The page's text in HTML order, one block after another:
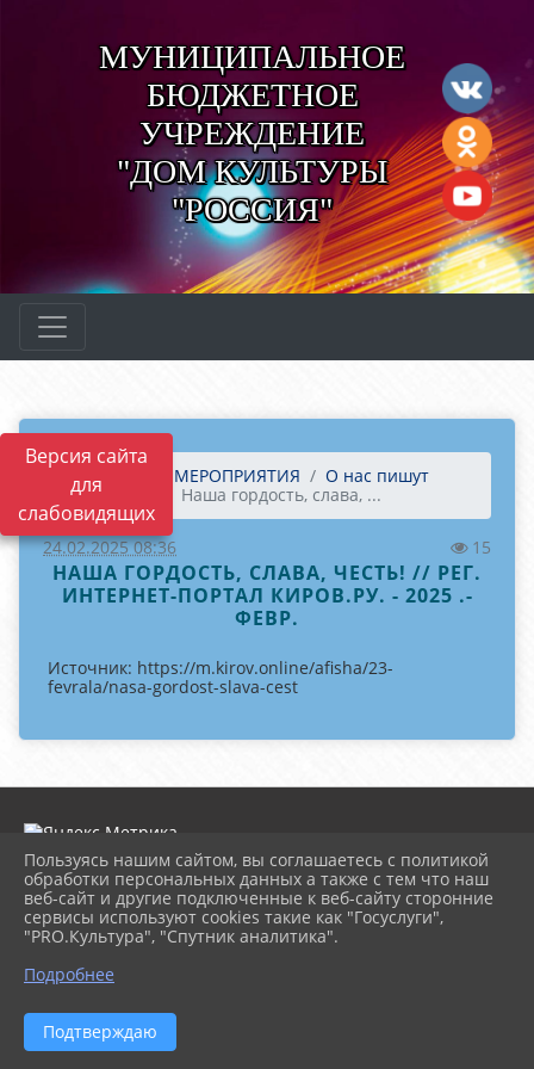
Версия сайта
для
слабовидящих
МУНИЦИПАЛЬНОЕ
БЮДЖЕТНОЕ
УЧРЕЖДЕНИЕ
"ДОМ КУЛЬТУРЫ
"РОССИЯ"
Главная МЕРОПРИЯТИЯ
О нас пишут
2025 год
Наша гордость, слава, ...
24.02.2025 08:36 15
НАША ГОРДОСТЬ, СЛАВА, ЧЕСТЬ! // РЕГ.
ИНТЕРНЕТ-ПОРТАЛ КИРОВ.РУ. - 2025 .-
ФЕВР.
Источник: https://m.kirov.online/afisha/23-
fevrala/nasa-gordost-slava-cest
2026 г. dk-rossiya.ru
Вход
Карта сайта
Политика обработки персональных данных
Сделано на KubCMS
Разработка и поддержка
Пользуясь нашим сайтом, вы соглашаетесь с политикой
обработки персональных данных а также с тем что наш
веб-сайт и другие подключенные к веб-сайту сторонние
сервисы используют cookies такие как "Госуслуги",
"PRO.Культура", "Спутник аналитика".
Подробнее
Подтверждаю